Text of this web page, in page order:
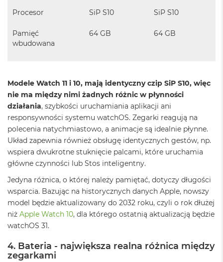
A
G
d
n
a
s
z
a
r
o
ś
ć
M
a
c
B
o
o
A
i
Procesor SiP S10 SiP S10
Pamięć
wbudowana
64 GB 64 GB
Modele Watch 11 i 10, mają identyczny czip SiP S10, więc
nie ma między nimi żadnych różnic w płynności
działania, szybkości uruchamiania aplikacji ani
responsywności systemu watchOS. Zegarki reagują na
polecenia natychmiastowo, a animacje są idealnie płynne.
Układ zapewnia również obsługę identycznych gestów, np.
wspiera dwukrotne stuknięcie palcami, które uruchamia
główne czynności lub Stos inteligentny.
Jedyna różnica, o której należy pamiętać, dotyczy długości
wsparcia. Bazując na historycznych danych Apple, nowszy
model będzie aktualizowany do 2032 roku, czyli o rok dłużej
niż Apple Watch 10, dla którego ostatnią aktualizacją będzie
watchOS 31.
4. Bateria - największa realna różnica między
zegarkami